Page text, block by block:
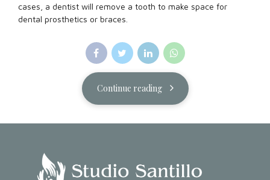
cases, a dentist will remove a tooth to make space for
dental prosthetics or braces.
Continue reading